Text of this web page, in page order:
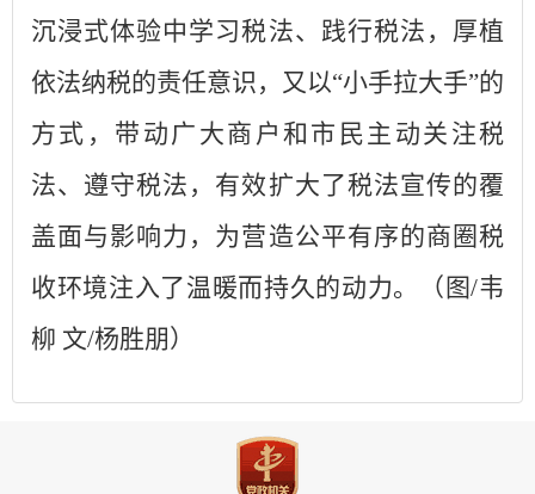
沉浸式体验中学习税法、践行税法，厚植
依法纳税的责任意识，又以“小手拉大手”的
方式，带动广大商户和市民主动关注税
法、遵守税法，有效扩大了税法宣传的覆
盖面与影响力，为营造公平有序的商圈税
收环境注入了温暖而持久的动力。
（图/韦
柳 文/杨胜朋）